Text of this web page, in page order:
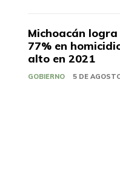
Michoacán
77% en
alto en 2021
GOBIERNO 5 DE